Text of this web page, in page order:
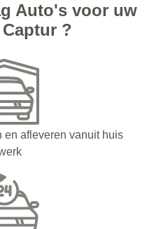
Auto's voor uw
?
afleveren vanuit huis